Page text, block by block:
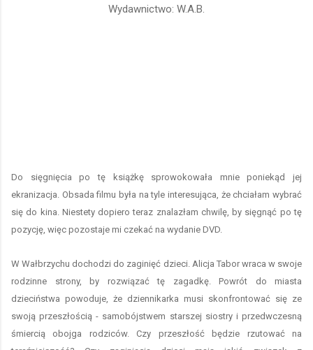
Wydawnictwo: W.A.B.
Do sięgnięcia po tę książkę sprowokowała mnie poniekąd jej
ekranizacja. Obsada filmu była na tyle interesująca, że chciałam wybrać
się do kina. Niestety dopiero teraz znalazłam chwilę, by sięgnąć po tę
pozycję, więc pozostaje mi czekać na wydanie DVD.
W Wałbrzychu dochodzi do zaginięć dzieci. Alicja Tabor wraca w swoje
rodzinne strony, by rozwiązać tę zagadkę. Powrót do miasta
dzieciństwa powoduje, że dziennikarka musi skonfrontować się ze
swoją przeszłością - samobójstwem starszej siostry i przedwczesną
śmiercią obojga rodziców. Czy przeszłość będzie rzutować na